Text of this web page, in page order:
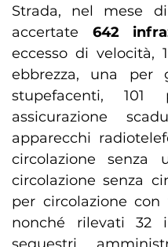
Strada, nel mese
accertate 642
eccesso di velocità,
ebbrezza, una per
stupefacenti, 101
assicurazione
apparecchi
circolazione
circolazione senza
per circolazione con
nonché rilevati 32